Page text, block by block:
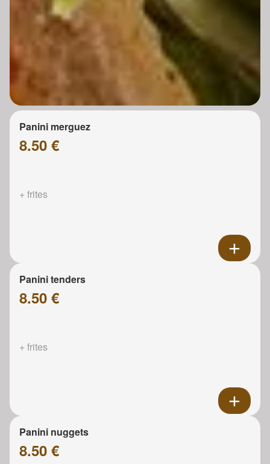
Panini merguez
8.50 €
+ frites
Panini tenders
8.50 €
+ frites
Panini nuggets
8.50 €